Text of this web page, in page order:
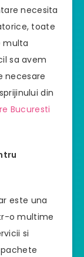
necesita
toate
multa
sa avem
necesare
din
Bucuresti
este una
o multime
si